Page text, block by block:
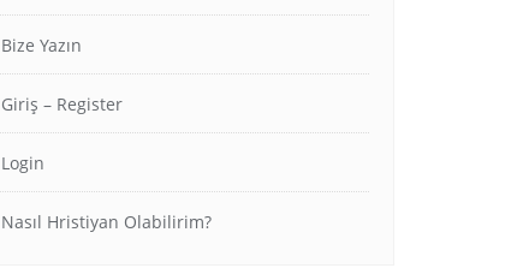
Bize Yazın
Giriş – Register
Login
Nasıl Hristiyan Olabilirim?